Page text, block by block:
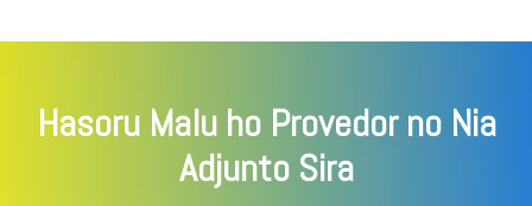
Hasoru Malu ho Provedor no Nia
Adjunto Sira